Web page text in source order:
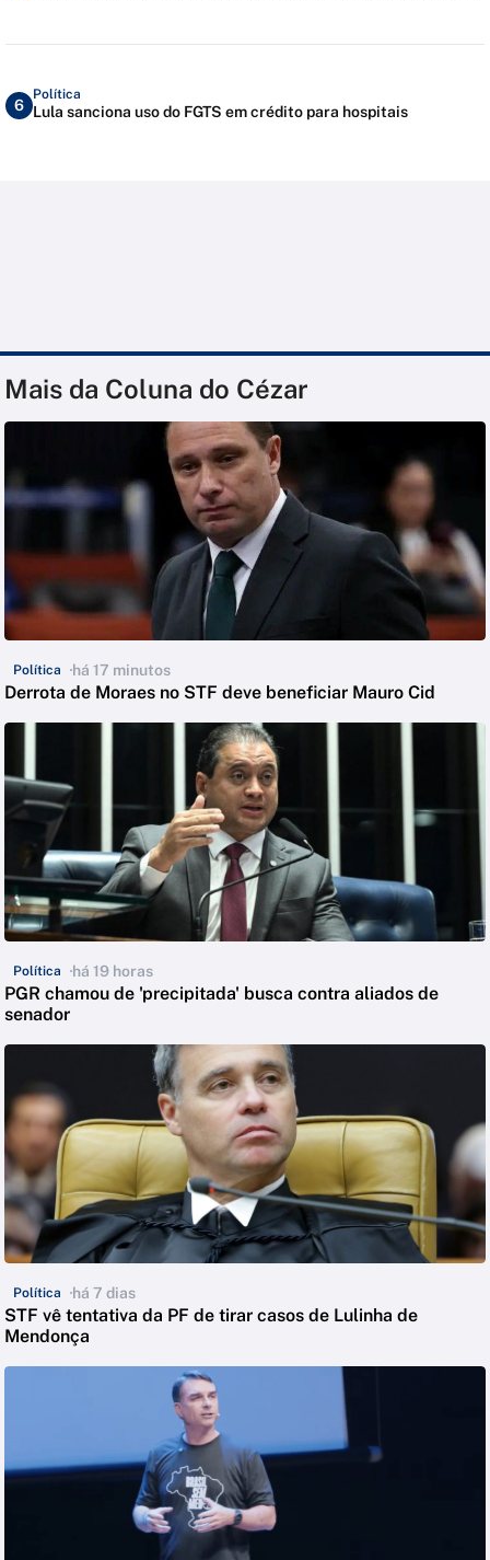
6
Política
Lula sanciona uso do FGTS em crédito para hospitais
Mais da Coluna do Cézar
Política há 17 minutos
Derrota de Moraes no STF deve beneficiar Mauro Cid
Política há 19 horas
PGR chamou de 'precipitada' busca contra aliados de
senador
Política há 7 dias
STF vê tentativa da PF de tirar casos de Lulinha de
Mendonça